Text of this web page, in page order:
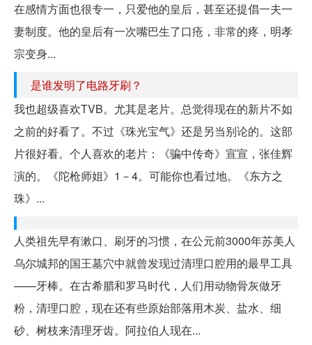
在感情方面也很专一，只爱他的皇后，甚至还提倡一夫一
妻制度。他的皇后有一次嘴巴生了口疮，非常的疼，明孝
宗变身...
是谁发明了电路牙刷？
我也超级喜欢TVB。尤其是老片。总觉得现在的新片不如
之前的好看了。不过《珠光宝气》还是另当别论的。这部
片很好看。个人喜欢的老片：《骗中传奇》宣宣，张佳辉
演的。《陀枪师姐》1－4。可能你也看过地。《东方之
珠》...
人类祖先早有漱口、刷牙的习惯，在公元前3000年苏美人
乌尔城邦的国王墓穴中就曾发现过清理口腔用的最早工具
——牙棒。在古希腊和罗马时代，人们用动物骨灰做牙
粉，清理口腔，现在还有些原始部落用木炭、盐水、细
砂、树枝来清理牙齿。阿拉伯人现在...